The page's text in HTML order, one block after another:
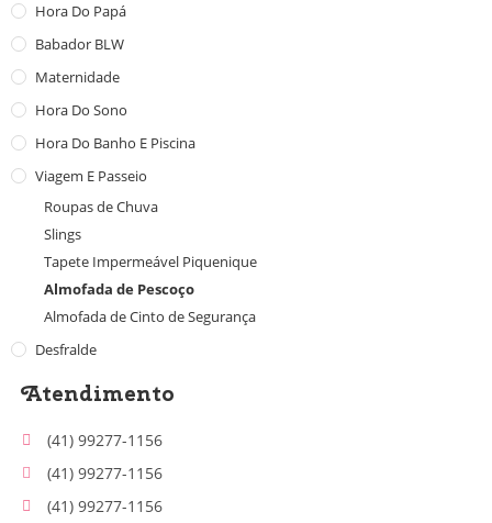
Hora Do Papá
Babador BLW
Maternidade
Hora Do Sono
Hora Do Banho E Piscina
Viagem E Passeio
Roupas de Chuva
Slings
Tapete Impermeável Piquenique
Almofada de Pescoço
Almofada de Cinto de Segurança
Desfralde
Atendimento
(41) 99277-1156
(41) 99277-1156
(41) 99277-1156